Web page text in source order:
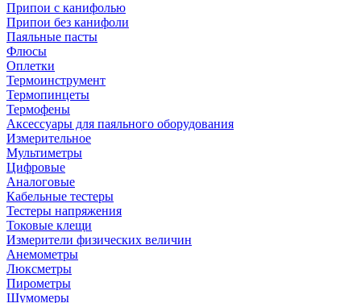
Припои с канифолью
Припои без канифоли
Паяльные пасты
Флюсы
Оплетки
Термоинструмент
Термопинцеты
Термофены
Аксессуары для паяльного оборудования
Измерительное
Мультиметры
Цифровые
Аналоговые
Кабельные тестеры
Тестеры напряжения
Токовые клещи
Измерители физических величин
Анемометры
Люксметры
Пирометры
Шумомеры